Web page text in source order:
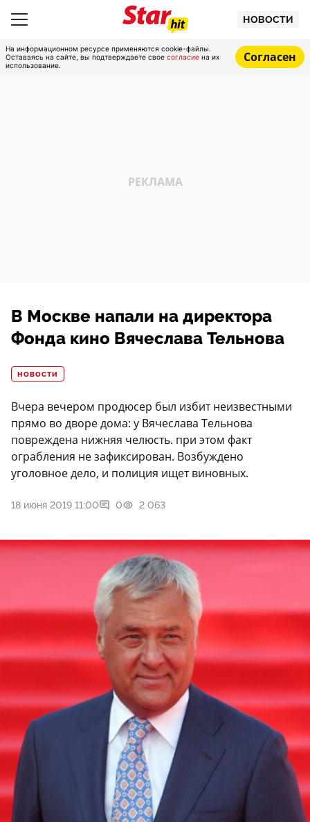
НОВОСТИ
На информационном ресурсе применяются cookie-файлы.
Оставаясь на сайте, вы подтверждаете свое согласие на их
использование.
Согласен
В Москве напали на директора
Фонда кино Вячеслава Тельнова
НОВОСТИ
Вчера вечером продюсер был избит неизвестными
прямо во дворе дома: у Вячеслава Тельнова
повреждена нижняя челюсть. при этом факт
ограбления не зафиксирован. Возбуждено
уголовное дело, и полиция ищет виновных.
18 июня 2019 11:00 0 2 063